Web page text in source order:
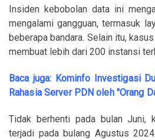
Insiden kebobolan data ini
mengalami gangguan, termasuk
beberapa bandara. Selain itu,
membuat lebih dari 200 instansi
Baca juga: Kominfo Investigasi
Rahasia Server PDN oleh "Orang
Tidak berhenti pada bulan Juni,
terjadi pada bulang Agustus